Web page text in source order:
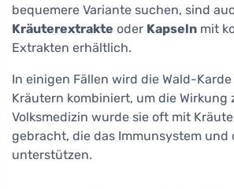
bequemere Variante suchen, sind
Kräuterextrakte oder Kapseln mit
Extrakten erhältlich.
In einigen Fällen wird die Wald-
Kräutern kombiniert, um die Wirkung
Volksmedizin wurde sie oft mit
gebracht, die das Immunsystem und
unterstützen.